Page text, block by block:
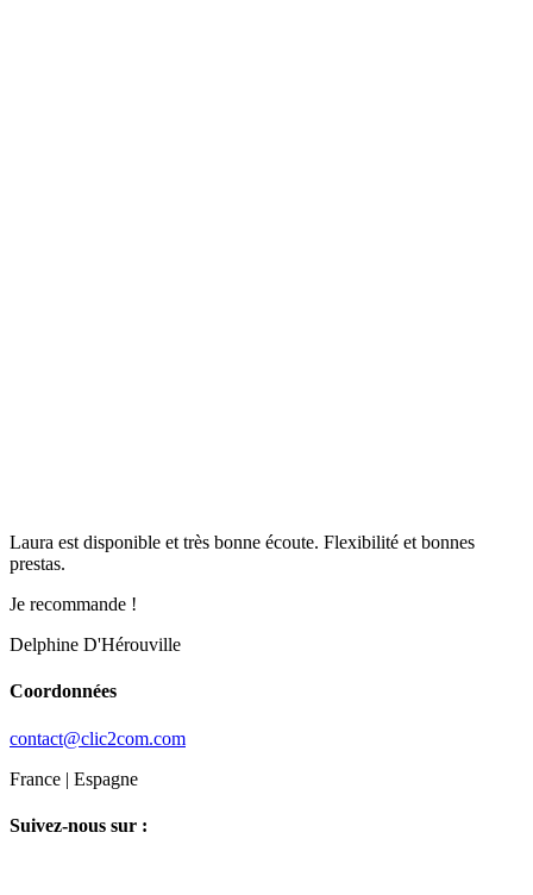
Laura est disponible et très bonne écoute. Flexibilité et bonnes
prestas.
Je recommande !
Delphine D'Hérouville
Coordonnées
contact@clic2com.com
France | Espagne
Suivez-nous sur :